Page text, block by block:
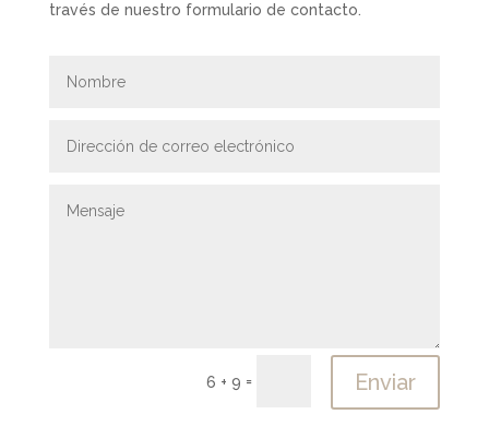
través de nuestro formulario de contacto.
6 + 9 = Enviar